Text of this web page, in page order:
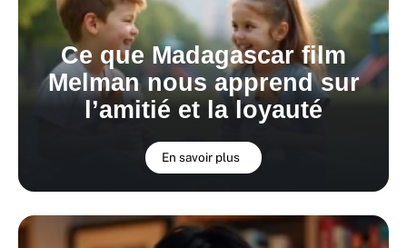
Ce que Madagascar film
Melman nous apprend sur
l’amitié et la loyauté
En savoir plus